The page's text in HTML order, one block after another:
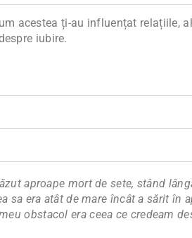
acestea ți-au influențat relațiile,
iubire.
aproape mort de sete, stând
sa era atât de mare încât a sărit în
obstacol era ceea ce credeam